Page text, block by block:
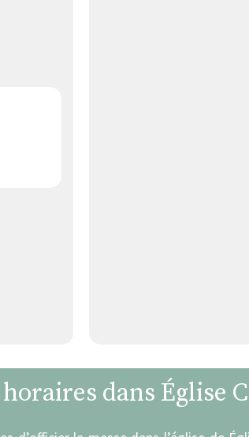
dans Église